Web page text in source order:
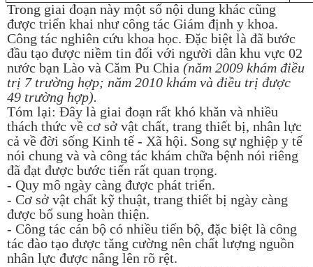
Trong giai đoạn này một số nội dung khác cũng
được triển khai như công tác Giám định y khoa.
Công tác nghiên cứu khoa học. Đặc biệt là đã bước
đầu tạo được niềm tin đối với người dân khu vực 02
nước bạn Lào và Căm Pu Chia (năm 2009 khám điều
trị 7 trường hợp; năm 2010 khám và điều trị được
49 trường hợp).
Tóm lại: Đây là giai đoạn rất khó khăn và nhiều
thách thức về cơ sở vật chất, trang thiết bị, nhân lực
cả về đời sống Kinh tế - Xã hội. Song sự nghiệp y tế
nói chung và và công tác khám chữa bệnh nói riêng
đã đạt được bước tiến rất quan trọng.
- Quy mô ngày càng được phát triển.
- Cơ sở vật chất kỹ thuật, trang thiết bị ngày càng
được bổ sung hoàn thiện.
- Công tác cán bộ có nhiều tiến bộ, đặc biệt là công
tác đào tạo được tăng cường nên chất lượng nguồn
nhân lực được nâng lên rõ rệt.